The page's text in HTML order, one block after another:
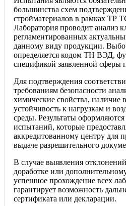
большинства схем
стройматериалов в рамках
Лаборатория проводит анализ
регламентированных
данному виду продукции.
определяется кодом ТН ВЭД,
спецификой заявленной сферы
Для подтверждения
требованиям безопасности
химические свойства, наличие
устойчивость к нагрузкам и
среды. Результаты
испытаний, которые
аккредитованному центру для
выдаче разрешительного
В случае выявления
доработке или
успешное прохождение всех
гарантирует возможность
сертификата или декларации.